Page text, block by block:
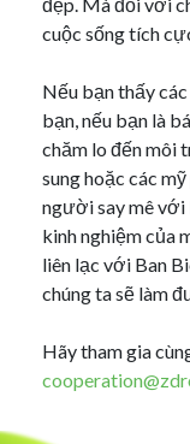
cuộc sống tích
Nếu bạn thấy
bạn, nếu bạn là
chăm lo đến môi
sung hoặc các
người say mê với
kinh nghiệm của
liên lạc với Ban
chúng ta sẽ làm
Hãy tham gia